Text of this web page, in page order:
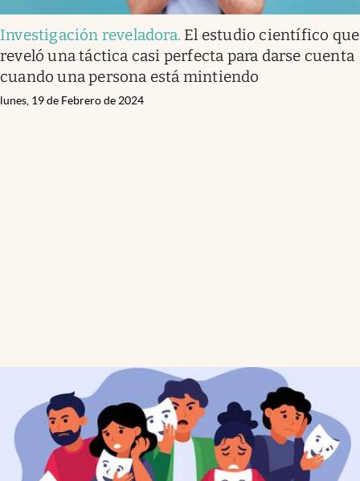
Investigación reveladora. El estudio científico que
reveló una táctica casi perfecta para darse cuenta
cuando una persona está mintiendo
lunes, 19 de Febrero de 2024